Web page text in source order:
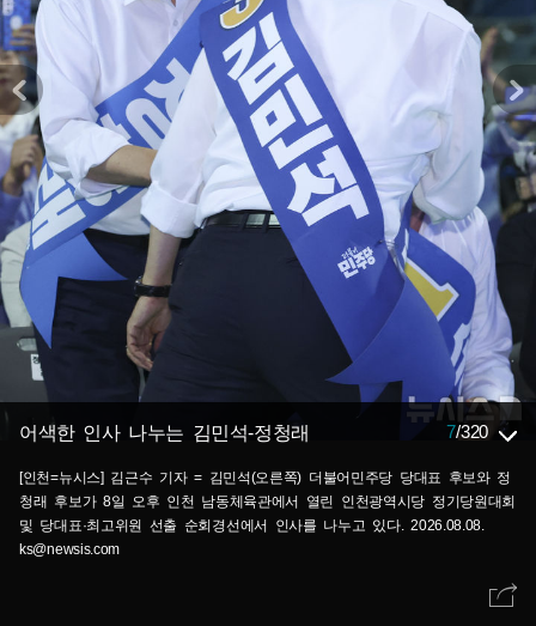
어색한 인사 나누는 김민석-정청래 7/320
[인천=뉴시스] 김근수 기자 = 김민석(오른쪽) 더불어민주당 당대표 후보와 정
청래 후보가 8일 오후 인천 남동체육관에서 열린 인천광역시당 정기당원대회
및 당대표·최고위원 선출 순회경선에서 인사를 나누고 있다. 2026.08.08.
ks@newsis.com